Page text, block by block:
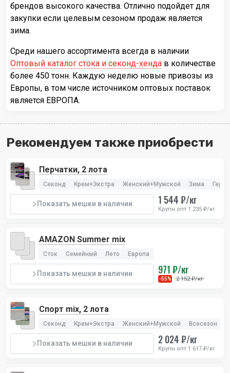
брендов высокого качества. Отлично подойдет для
закупки если целевым сезоном продаж является
зима.
Среди нашего ассортимента всегда в наличии
Оптовый каталог стока и секонд-хенда в количестве
более 450 тонн. Каждую неделю новые привозы из
Европы, в том числе источником оптовых поставок
является ЕВРОПА.
Рекомендуем также приобрести
Перчатки, 2 лота
Секонд Крем+Экстра Женский+Мужской Зима
Показать мешки в наличии 1 544 ₽/кг
Крупн.опт 1 235 ₽/кг
AMAZON Summer mix
Сток Семейный Лето Европа
Показать мешки в наличии 971 ₽/кг
-55% 2 152 ₽/кг
Спорт mix, 2 лота
Секонд Крем+Экстра Женский+Мужской Всесезон
Показать мешки в наличии 2 024 ₽/кг
Крупн.опт 1 617 ₽/кг